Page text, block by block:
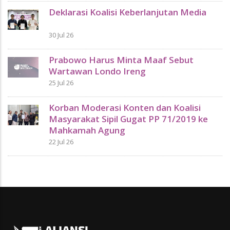
Deklarasi Koalisi Keberlanjutan Media
30 Jul 26
Prabowo Harus Minta Maaf Sebut
Wartawan Londo Ireng
25 Jul 26
Korban Moderasi Konten dan Koalisi
Masyarakat Sipil Gugat PP 71/2019 ke
Mahkamah Agung
22 Jul 26